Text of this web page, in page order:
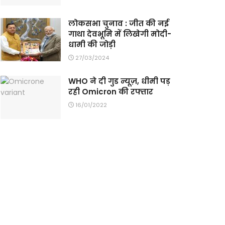
लोकसभा चुनाव : जीत की नई
गाथा देवभूमि में लिखेगी मोदी-
धामी की जोड़ी
27/03/2024
WHO ने दी गुड न्यूज़, धीमी पड़
रही Omicron की रफ्तार
16/01/2022